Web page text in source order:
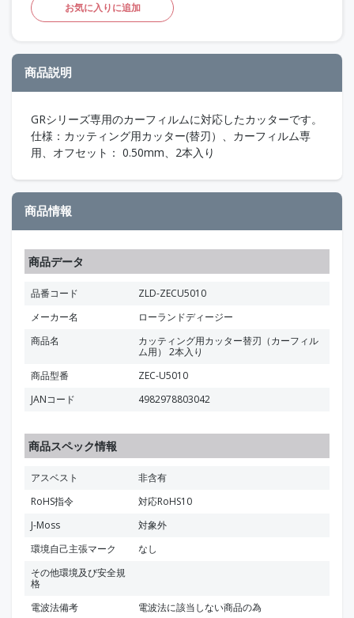
お気に入りに追加
商品説明
GRシリーズ専用のカーフィルムに対応したカッターです。
仕様：カッティング用カッター(替刃）、カーフィルム専
用、オフセット： 0.50mm、2本入り
商品情報
商品データ
品番コード
ZLD-ZECU5010
メーカー名
ローランドディージー
商品名
カッティング用カッター替刃（カーフィル
ム用） 2本入り
商品型番
ZEC-U5010
JANコード
4982978803042
商品スペック情報
アスベスト
非含有
RoHS指令
対応RoHS10
J-Moss
対象外
環境自己主張マーク
なし
その他環境及び安全規
格
電波法備考
電波法に該当しない商品の為